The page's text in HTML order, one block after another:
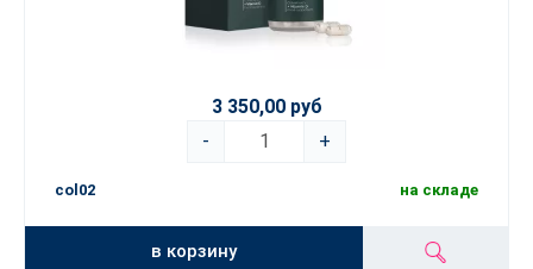
3 350,00 руб
-
+
col02 на складе
в корзину